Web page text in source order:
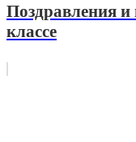
Поздравления
классе